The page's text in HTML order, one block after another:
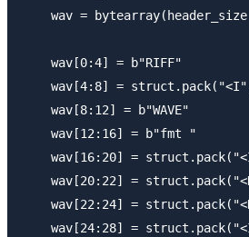
wav =
    wav[0:4] = b"RIFF"
wav[4:8] =
    wav[8:12] = b"WAVE"
    wav[12:16] = b"fmt "
wav[16:20] =
wav[20:22] =
wav[22:24] =
wav[24:28] =